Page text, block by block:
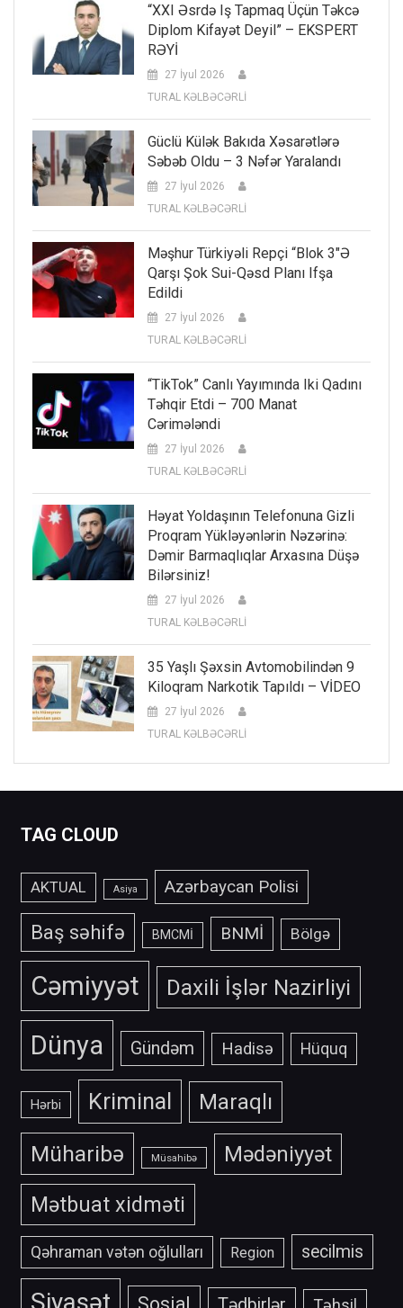
“XXI Əsrdə Iş Tapmaq Üçün Təkcə
Diplom Kifayət Deyil” – EKSPERT
RƏYİ
27 İyul 2026
TURAL KƏLBƏCƏRLİ
Güclü Külək Bakıda Xəsarətlərə
Səbəb Oldu – 3 Nəfər Yaralandı
27 İyul 2026
TURAL KƏLBƏCƏRLİ
Məşhur Türkiyəli Repçi “Blok 3″ə
Qarşı Şok Sui-Qəsd Planı Ifşa
Edildi
27 İyul 2026
TURAL KƏLBƏCƏRLİ
“TikTok” Canlı Yayımında Iki Qadını
Təhqir Etdi – 700 Manat
Cərimələndi
27 İyul 2026
TURAL KƏLBƏCƏRLİ
Həyat Yoldaşının Telefonuna Gizli
Proqram Yükləyənlərin Nəzərinə:
Dəmir Barmaqlıqlar Arxasına Düşə
Bilərsiniz!
27 İyul 2026
TURAL KƏLBƏCƏRLİ
35 Yaşlı Şəxsin Avtomobilindən 9
Kiloqram Narkotik Tapıldı – VİDEO
27 İyul 2026
TURAL KƏLBƏCƏRLİ
TAG CLOUD
AKTUAL Asiya Azərbaycan Polisi
Baş səhifə BMCMİ BNMİ Bölgə
Cəmiyyət Daxili İşlər Nazirliyi
Dünya Gündəm Hadisə Hüquq
Hərbi Kriminal Maraqlı
Müharibə Müsahibə
Mədəniyyət
Mətbuat xidməti
Qəhraman vətən oğlulları Region secilmis
Siyasət